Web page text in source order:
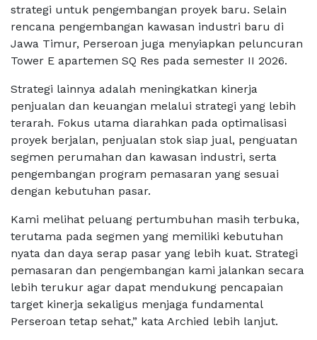
strategi untuk pengembangan proyek baru. Selain
rencana pengembangan kawasan industri baru di
Jawa Timur, Perseroan juga menyiapkan peluncuran
Tower E apartemen SQ Res pada semester II 2026.
Strategi lainnya adalah meningkatkan kinerja
penjualan dan keuangan melalui strategi yang lebih
terarah. Fokus utama diarahkan pada optimalisasi
proyek berjalan, penjualan stok siap jual, penguatan
segmen perumahan dan kawasan industri, serta
pengembangan program pemasaran yang sesuai
dengan kebutuhan pasar.
Kami melihat peluang pertumbuhan masih terbuka,
terutama pada segmen yang memiliki kebutuhan
nyata dan daya serap pasar yang lebih kuat. Strategi
pemasaran dan pengembangan kami jalankan secara
lebih terukur agar dapat mendukung pencapaian
target kinerja sekaligus menjaga fundamental
Perseroan tetap sehat,” kata Archied lebih lanjut.